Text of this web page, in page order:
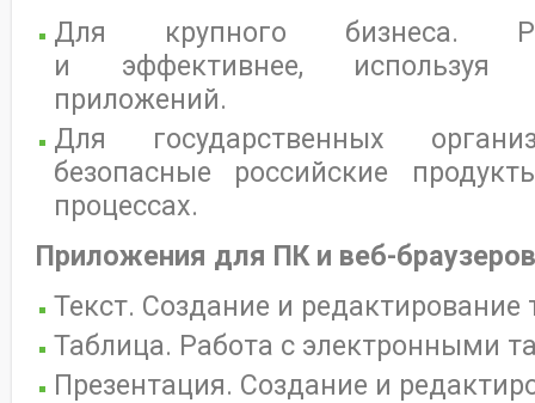
Для крупного бизнеса.
и эффективнее, используя
приложений.
Для государственных
безопасные российские
процессах.
Приложения для ПК и веб-браузеров
Текст. Создание и редактирование
Таблица. Работа с электронными
Презентация. Создание и